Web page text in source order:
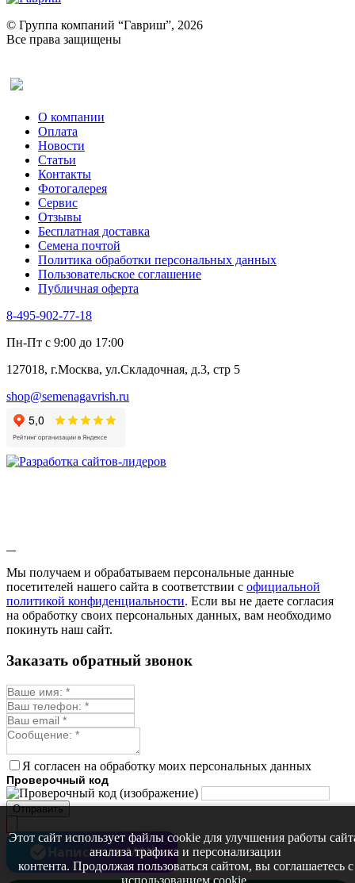
Ревень
Рукола
Рута
Тмин
Трава для чая
Туласи
Укроп
Фенхель пряный
Хризантема овощная
Цикорий пряный
Цикорий салатный (Витлуф)
Черемша
Шпинат
Щавель
Эндивий
Эстрагон
Алтей
Анис
Бессмертник
Валериана
Валерианелла
Гибискус лекарственный
Девясил
Душица
Змееголовник
Мыльнянка
Мята
Овсяный корень
Огуречная трава
Пустырник
Репешок
Синюха
Смесь лекарственных
Стевия
Тимьян ползучий (чабрец)
Фенхель лекарственный
Цикорий лекарственный
Череда лекарственная
Чернокорень
Шалфей
Семена ягод
© Группа компаний “Гавриш”, 2026
Все права защищены
О компании
Оплата
Новости
Статьи
Контакты
Фотогалерея​
Сервис
Отзывы
Бесплатная доставка
Семена почтой
Политика обработки персональных данных
Пользовательское соглашение
Публичная оферта
8-495-902-77-18
Пн-Пт с 9:00 до 17:00
127018, г.Москва, ул.Складочная, д.3, стр 5
shop@semenagavrish.ru
Мы получаем и обрабатываем персональные данные
посетителей нашего сайта в соответствии с официальной
политикой конфиденциальности. Если вы не даете согласия
на обработку своих персональных данных, вам необходимо
покинуть наш сайт.
Этот сайт использует файлы cookie для улучшения работы
анализа трафика и персонализации
контента. Продолжая пользоваться сайтом, вы соглашаетесь с
использованием cookie.
Заказать обратный звонок
Я согласен на обработку моих персональных данных
Проверочный код
Отправить
Написать в MAX